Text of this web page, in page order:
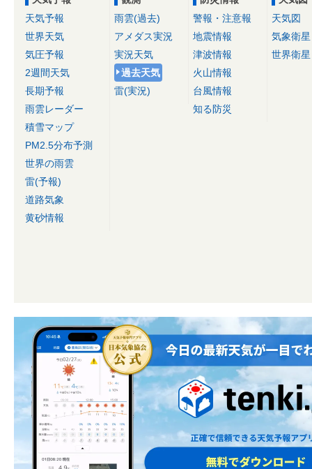
天気予報
世界天気
気圧予報
2週間天気
長期予報
雨雲レーダー
積雪マップ
PM2.5分布予測
世界の雨雲
雷(予報)
道路気象
黄砂情報
雨雲(過去)
アメダス実況
実況天気
過去天気
雷(実況)
警報・注意報
地震情報
津波情報
火山情報
台風情報
知る防災
天気図
気象衛星
世界衛星